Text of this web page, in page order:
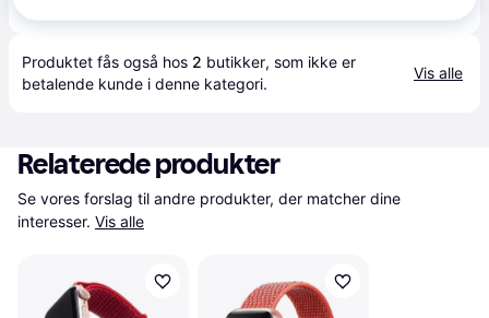
Produktet fås også hos 2 butikker, som ikke er
betalende kunde i denne kategori.
Vis alle
Relaterede produkter
Se vores forslag til andre produkter, der matcher dine
interesser. Vis alle